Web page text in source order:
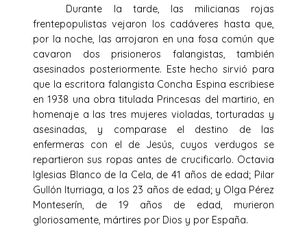
Durante la tarde, las milicianas rojas
frentepopulistas vejaron los cadáveres hasta que,
por la noche, las arrojaron en una fosa común que
cavaron dos prisioneros falangistas, también
asesinados posteriormente. Este hecho sirvió para
que la escritora falangista Concha Espina escribiese
en 1938 una obra titulada Princesas del martirio, en
homenaje a las tres mujeres violadas, torturadas y
asesinadas, y comparase el destino de las
enfermeras con el de Jesús, cuyos verdugos se
repartieron sus ropas antes de crucificarlo. Octavia
Iglesias Blanco de la Cela, de 41 años de edad; Pilar
Gullón Iturriaga, a los 23 años de edad; y Olga Pérez
Monteserín, de 19 años de edad, murieron
gloriosamente, mártires por Dios y por España.